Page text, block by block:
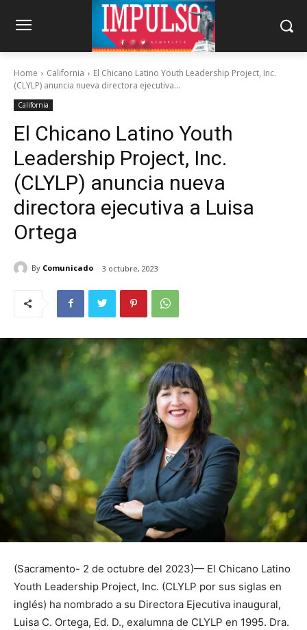
Home California
El Chicano Latino Youth Leadership Project, Inc.
(CLYLP) anuncia nueva directora ejecutiva...
California
El Chicano Latino Youth
Leadership Project, Inc.
(CLYLP) anuncia nueva
directora ejecutiva a Luisa
Ortega
By Comunicado 3 octubre, 2023
(Sacramento- 2 de octubre del 2023)— El Chicano Latino
Youth Leadership Project, Inc. (CLYLP por sus siglas en
inglés) ha nombrado a su Directora Ejecutiva inaugural,
Luisa C. Ortega, Ed. D., exalumna de CLYLP en 1995. Dra.